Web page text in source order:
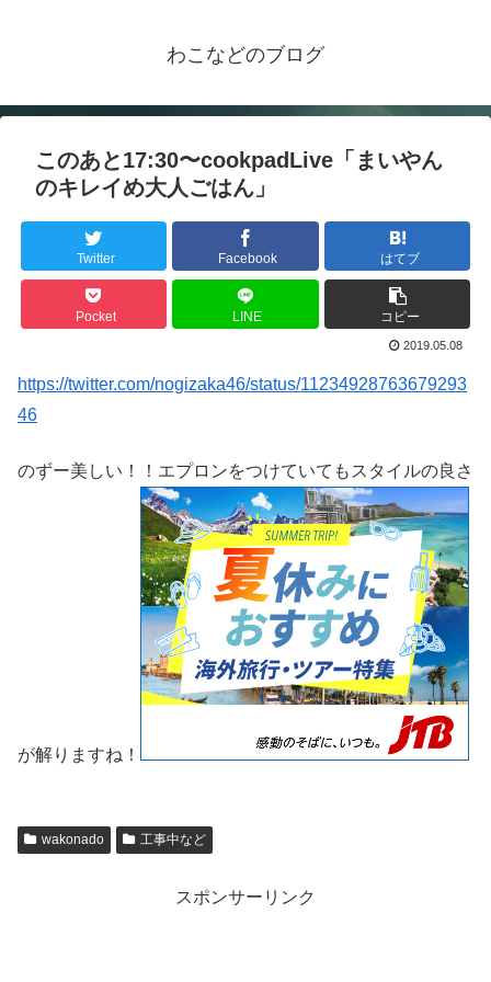
わこなどのブログ
このあと17:30〜cookpadLive「まいやん
のキレイめ大人ごはん」
Twitter Facebook はてブ
Pocket LINE コピー
2019.05.08
https://twitter.com/nogizaka46/status/11234928763679293
46
のずー美しい！！エプロンをつけていてもスタイルの良さ
が解りますね！
wakonado 工事中など
スポンサーリンク